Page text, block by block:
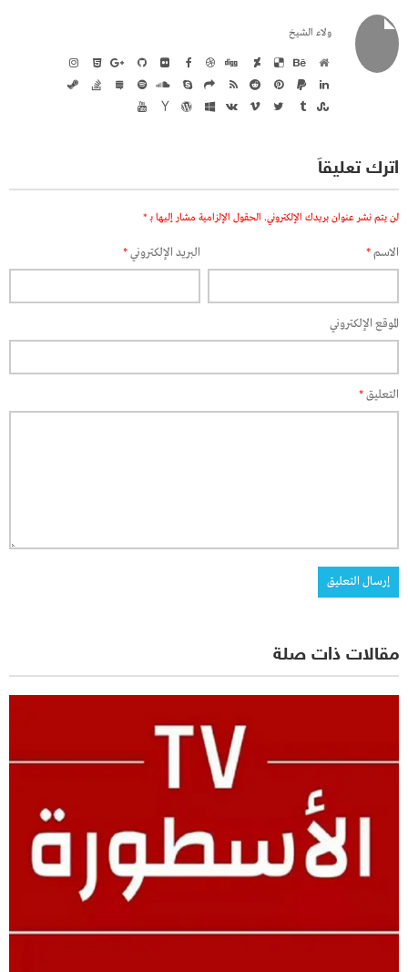
ولاء الشيخ
اترك تعليقاً
لن يتم نشر عنوان بريدك الإلكتروني. الحقول الإلزامية مشار إليها بـ *
الاسم* البريد الإلكتروني*
الموقع الإلكتروني
التعليق*
مقالات ذات صلة